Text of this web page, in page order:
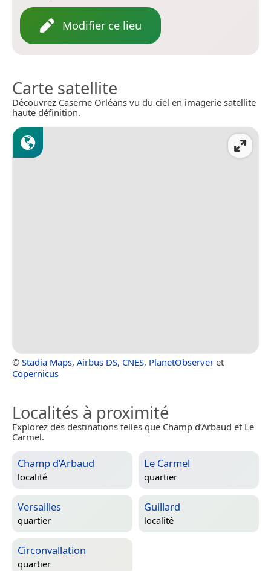
Modifier ce lieu
Carte satellite
Découvrez Caserne Orléans vu du ciel en imagerie satellite
haute définition.
© Stadia Maps, Airbus DS, CNES, PlanetObserver et
Copernicus
Localités à proximité
Explorez des destinations telles que Champ d’Arbaud et Le
Carmel.
Champ d’Arbaud
localité
Le Carmel
quartier
Versailles
quartier
Guillard
localité
Circonvallation
quartier